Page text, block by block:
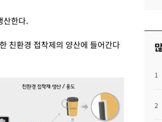
산한다.
친환경 접착제의 양산에 들어간다
1
2